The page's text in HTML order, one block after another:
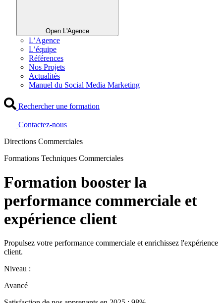
Open L'Agence
L’Agence
L’équipe
Références
Nos Projets
Actualités
Manuel du Social Media Marketing
Rechercher une formation
Contactez-nous
Directions Commerciales
Formations Techniques Commerciales
Formation booster la
performance commerciale et
expérience client
Propulsez votre performance commerciale et enrichissez l'expérience
client.
Niveau :
Avancé